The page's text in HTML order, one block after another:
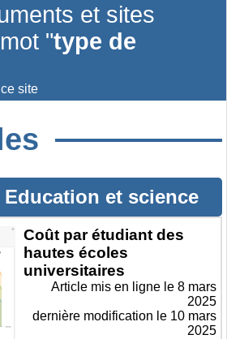
et sites
"type de
site
Education et science
Coût par étudiant des
hautes écoles
universitaires
Article mis en ligne le 8 mars
2025
dernière modification le 10 mars
2025